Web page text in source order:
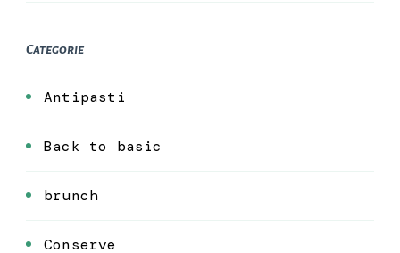
Categorie
Antipasti
Back to basic
brunch
Conserve